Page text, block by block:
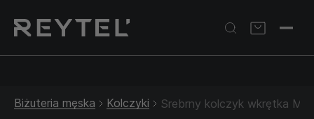
Złota biżuteria: –30% | Do 31.08
Biżuteria męska Kolczyki Srebrny kolczyk wkrętka